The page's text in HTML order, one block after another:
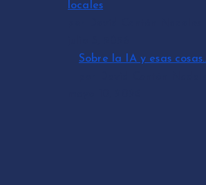
locales
Sobre la IA y esas